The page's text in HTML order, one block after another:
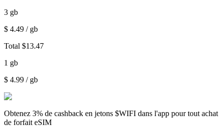
3 gb
$ 4.49 / gb
Total $13.47
1 gb
$ 4.99 / gb
Obtenez 3% de cashback en jetons $WIFI dans l'app pour tout achat
de forfait eSIM